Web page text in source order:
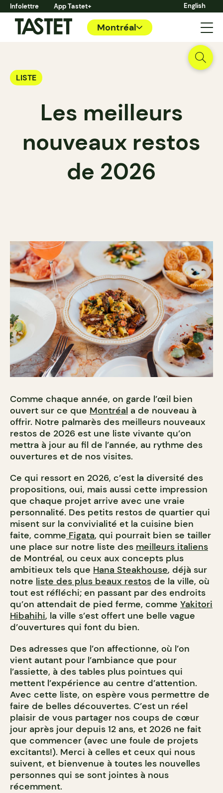
Infolettre App Tastet+ English
Montréal
LISTE
Les meilleurs
nouveaux restos
de 2026
Comme chaque année, on garde l’œil bien
ouvert sur ce que Montréal a de nouveau à
offrir. Notre palmarès des meilleurs nouveaux
restos de 2026 est une liste vivante qu’on
mettra à jour au fil de l’année, au rythme des
ouvertures et de nos visites.
Ce qui ressort en 2026, c’est la diversité des
propositions, oui, mais aussi cette impression
que chaque projet arrive avec une vraie
personnalité. Des petits restos de quartier qui
misent sur la convivialité et la cuisine bien
faite, comme Figata, qui pourrait bien se tailler
une place sur notre liste des meilleurs italiens
de Montréal, ou ceux aux concepts plus
ambitieux tels que Hana Steakhouse, déjà sur
notre liste des plus beaux restos de la ville, où
tout est réfléchi; en passant par des endroits
qu’on attendait de pied ferme, comme Yakitori
Hibahihi, la ville s’est offert une belle vague
d’ouvertures qui font du bien.
Des adresses que l’on affectionne, où l’on
vient autant pour l’ambiance que pour
l’assiette, à des tables plus pointues qui
mettent l’expérience au centre d’attention.
Avec cette liste, on espère vous permettre de
faire de belles découvertes. C’est un réel
plaisir de vous partager nos coups de cœur
jour après jour depuis 12 ans, et 2026 ne fait
que commencer (avec une foule de projets
excitants!). Merci à celles et ceux qui nous
suivent, et bienvenue à toutes les nouvelles
personnes qui se sont jointes à nous
récemment.